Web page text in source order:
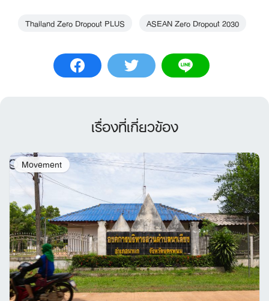
Thailand Zero Dropout PLUS ASEAN Zero Dropout 2030
เรื่องที่เกี่ยวข้อง
Movement